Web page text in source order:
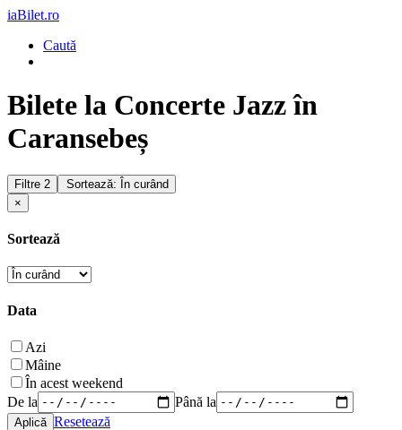
iaBilet.ro
Caută
Bilete la Concerte Jazz în
Caransebeș
Filtre 2
Sortează: În curând
×
Sortează
Data
Azi
Mâine
În acest weekend
De la
Până la
Resetează